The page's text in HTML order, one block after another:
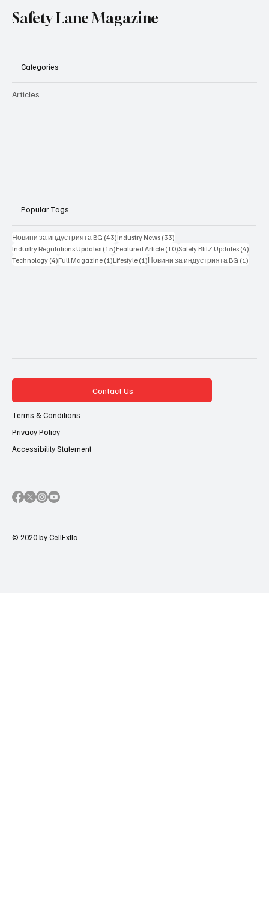
Safety Lane Magazine
Categories
Articles
Popular Tags
Новини за индустрията BG (43)43 posts
Industry News (33)
Industry Regulations Updates (15)15 posts
Featured Article (10)10 posts
Safety BlitZ Updates (4)
Technology (4)4 posts
Full Magazine (1)1 post
Lifestyle (1)1 post
Новини за индустрията BG (1)
Contact Us
Terms & Conditions
Privacy Policy
Accessibility Statement
© 2020 by CellExllc